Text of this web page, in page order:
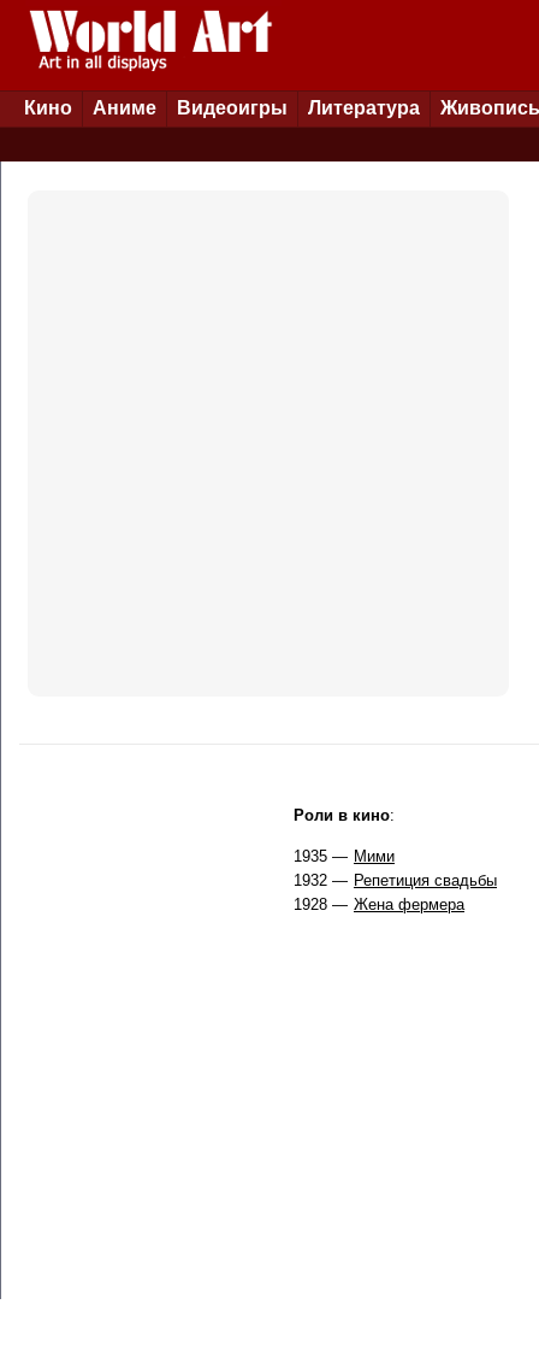
Кино Аниме Видеоигры Литература Живопись
Роли в кино:
1935 — Мими
1932 — Репетиция свадьбы
1928 — Жена фермера